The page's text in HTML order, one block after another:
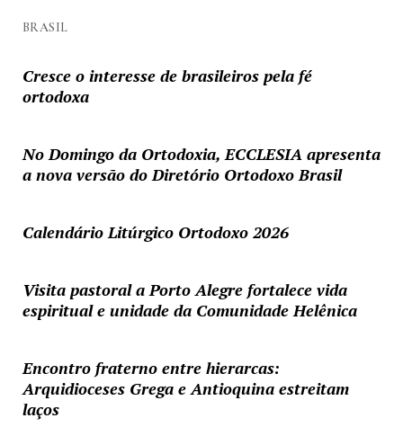
BRASIL
Cresce o interesse de brasileiros pela fé
ortodoxa
No Domingo da Ortodoxia, ECCLESIA apresenta
a nova versão do Diretório Ortodoxo Brasil
Calendário Litúrgico Ortodoxo 2026
Visita pastoral a Porto Alegre fortalece vida
espiritual e unidade da Comunidade Helênica
Encontro fraterno entre hierarcas:
Arquidioceses Grega e Antioquina estreitam
laços